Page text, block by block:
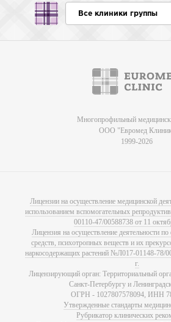
Все клиники группы
Многопрофильный
ООО "Евромед
1999-2026
Лицензии на осуществление медицинской
использованием вспомогательных
00110-47/00588738 от 11
Лицензия на осуществление деятельности
средств, психотропных веществ и их
наркосодержащих растений №Л017-01148-78/
г.
Лицензирующий орган: Территориальный
Санкт-Петербургу и
ОГРН - 1027807578094, ИНН
Утвержденные стандарты
Рубрикатор клинических